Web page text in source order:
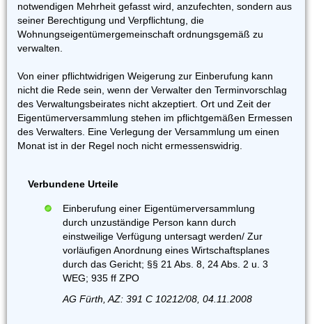
notwendigen Mehrheit gefasst wird, anzufechten, sondern aus
seiner Berechtigung und Verpflichtung, die
Wohnungseigentümergemeinschaft ordnungsgemäß zu
verwalten.
Von einer pflichtwidrigen Weigerung zur Einberufung kann
nicht die Rede sein, wenn der Verwalter den Terminvorschlag
des Verwaltungsbeirates nicht akzeptiert. Ort und Zeit der
Eigentümerversammlung stehen im pflichtgemäßen Ermessen
des Verwalters. Eine Verlegung der Versammlung um einen
Monat ist in der Regel noch nicht ermessenswidrig.
Verbundene Urteile
Einberufung einer Eigentümerversammlung
durch unzuständige Person kann durch
einstweilige Verfügung untersagt werden/ Zur
vorläufigen Anordnung eines Wirtschaftsplanes
durch das Gericht; §§ 21 Abs. 8, 24 Abs. 2 u. 3
WEG; 935 ff ZPO
AG Fürth, AZ: 391 C 10212/08, 04.11.2008